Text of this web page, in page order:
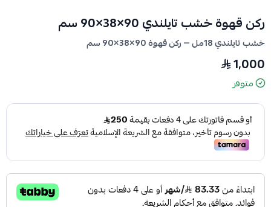
ركن قهوة خشب تايلندي 90×38×90 سم
خشب تايلندي 18مل — ركن قهوة 90×38×90 سم
1,000
متوفر